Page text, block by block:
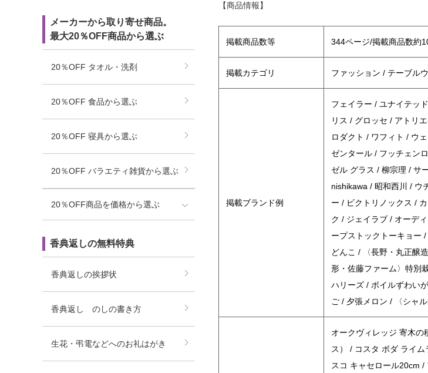
【商品情報】
掲載商品数等 344ページ/掲載商品数約
掲載カテゴリ ファッション / テーブル
掲載ブランド例
フェイラー / ユナイテッ
リス / グロッセ / アトリ
ロダクト / ワフィト / ウ
ゼンタール / フッチェン
ゼル グラス / 柳宗理 / サ
nishikawa / 昭和西川 / ウ
ー / ビクトリノックス /
ク / ジェイラブ / オーデ
ープストックトーキョー
どんこ / 〈長野・丸正醸
形・佐藤ファーム〉特別
ハリーズ / ボイルずわい
ご / 夕張メロン / 〈シャ
オークヴィレッジ 寄木の
ス） / コスタ ボダ ライ
スコ キャセロール20cm /
メーカーから取り寄せ商品。
最大20％OFF商品から選ぶ
20％OFF タオル・洗剤
20％OFF 食品から選ぶ
20％OFF 寝具から選ぶ
20％OFF バラエティ雑貨から選ぶ
20％OFF商品を価格から選ぶ
香典返しの無料特典
香典返しの挨拶状
香典返し のしの書き方
生花・弔電などへのお礼はがき